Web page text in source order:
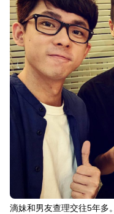
滴妹和男友查理交往5年多